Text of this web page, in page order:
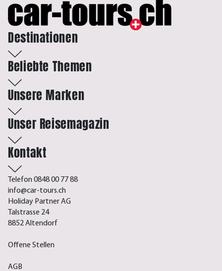
Destinationen
Beliebte Themen
Unsere Marken
Unser Reisemagazin
Kontakt
Telefon 0848 00 77 88
info@car-tours.ch
Holiday Partner AG
Talstrasse 24
8852 Altendorf
Offene Stellen
AGB